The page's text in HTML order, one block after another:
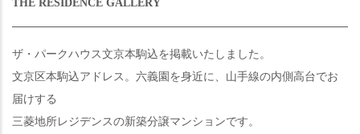
THE RESIDENCE GALLERY
ザ・パークハウス文京本駒込を掲載いたしました。
文京区本駒込アドレス。六義園を身近に、山手線の内側高台でお
届けする
三菱地所レジデンスの新築分譲マンションです。